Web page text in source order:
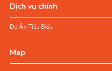
Dịch vụ chính
Dự Án Tiêu Biểu
Map